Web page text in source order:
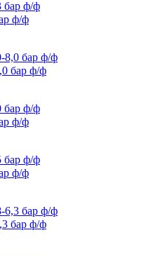
ф/ф
бар ф/ф
ф/ф
ф/ф
бар ф/ф